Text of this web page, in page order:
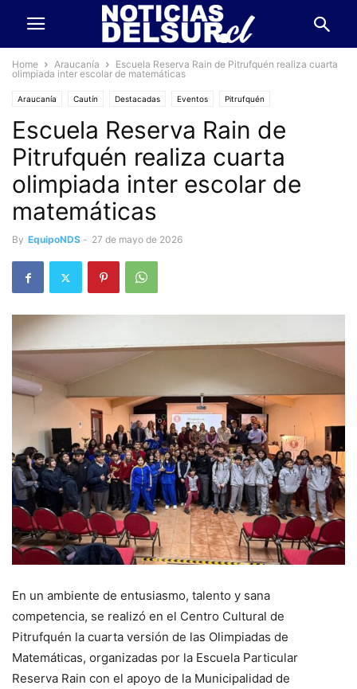
Home Araucanía
Escuela Reserva Rain de Pitrufquén realiza cuarta
olimpiada inter escolar de matemáticas
Araucanía Cautín Destacadas Eventos Pitrufquén
Escuela Reserva Rain de
Pitrufquén realiza cuarta
olimpiada inter escolar de
matemáticas
By EquipoNDS - 27 de mayo de 2026
En un ambiente de entusiasmo, talento y sana
competencia, se realizó en el Centro Cultural de
Pitrufquén la cuarta versión de las Olimpiadas de
Matemáticas, organizadas por la Escuela Particular
Reserva Rain con el apoyo de la Municipalidad de